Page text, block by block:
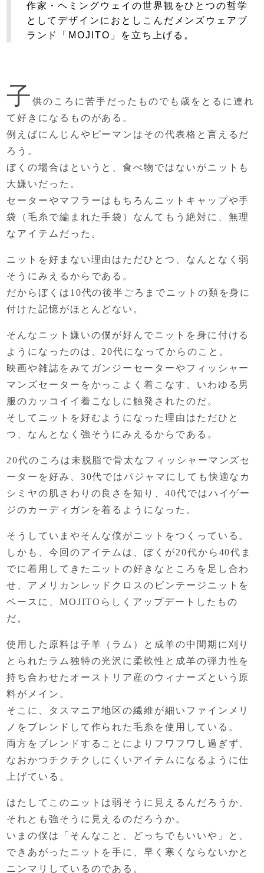
作家・ヘミングウェイの世界観をひとつの哲学
としてデザインにおとしこんだ メンズウェアブ
ランド「MOJITO」を立ち上げる。
子供のころに苦手だったものでも 歳をとるに連れ
て好きになるものがある。
例えばにんじんやピーマンはその代表格と言えるだ
ろう。
ぼくの場合はというと、食べ物ではないがニットも
大嫌いだった。
セーターやマフラーはもちろん ニットキャップや手
袋（毛糸で編まれた手袋）なんて もう絶対に、無理
なアイテムだった。
ニットを好まない理由はただひとつ、 なんとなく弱
そうにみえるからである。
だからぼくは10代の後半ごろまでニットの類を身に
付けた記憶がほとんどない。
そんなニット嫌いの僕が好んでニットを身に付ける
ようになったのは、 20代になってからのこと。
映画や雑誌をみてガンジーセーターやフィッシャー
マンズセーターをかっこよく着こなす、 いわゆる男
服のカッコイイ着こなしに触発されたのだ。
そしてニットを好むようになった理由はただひと
つ、 なんとなく強そうにみえるからである。
20代のころは未脱脂で骨太な フィッシャーマンズセ
ーターを好み、 30代ではパジャマにしても快適な カ
シミヤの肌さわりの良さを知り、40代ではハイゲー
ジのカーディガンを着るようになった。
そうしていまやそんな僕がニットをつくっている。
しかも、今回のアイテムは、ぼくが20代から40代ま
でに着用してきたニットの好きなところを足し合わ
せ、 アメリカンレッドクロスのビンテージニットを
ベースに、 MOJITOらしくアップデートしたもの
だ。
使用した原料は子羊（ラム）と成羊の中間期に刈り
とられた ラム独特の光沢に柔軟性と成羊の弾力性を
持ち合わせた オーストリア産のウィナーズという原
料がメイン。
そこに、タスマニア地区の繊維が細いファインメリ
ノを ブレンドして作られた毛糸を使用している。
両方をブレンドすることによりフワフワし過ぎず、
なおかつチクチクしにくい アイテムになるように仕
上げている。
はたしてこのニットは弱そうに見えるんだろうか、
それとも強そうに見えるのだろうか。
いまの僕は「そんなこと、どっちでもいいや」と、
できあがったニットを手に、早く寒くならないかと
ニンマリしているのである。